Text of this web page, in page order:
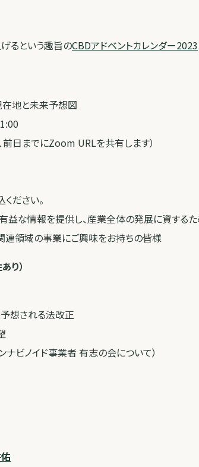
るという趣旨のCBDアドベントカレンダー2023
地と未来予想図
日までにZoom URLを共有します）
ださい。
な情報を提供し、産業全体の発展に資するた
領域の事業にご興味をお持ちの皆様
り）
想される法改正
ビノイド事業者 有志の会について）